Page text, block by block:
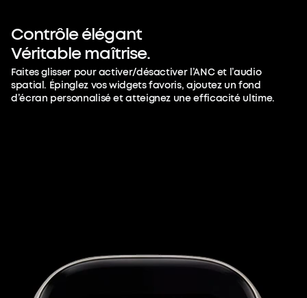
Contrôleélégant
Véritablemaîtrise.
Faites glisser pour activer/désactiver l’ANC et l’audio
spatial. Épinglez vos widgets favoris, ajoutez un fond
d’écran personnalisé et atteignez une efficacité ultime.